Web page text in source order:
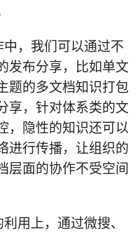
中，我们可以通过不
发布分享，比如单文
题的多文档知识打包
享，针对体系类的文
，隐性的知识还可以
进行传播，让组织的
层面的协作不受空间
用上，通过微搜、